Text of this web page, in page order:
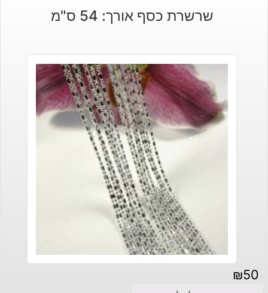
שרשרת כסף אורך: 54 ס"מ
₪50